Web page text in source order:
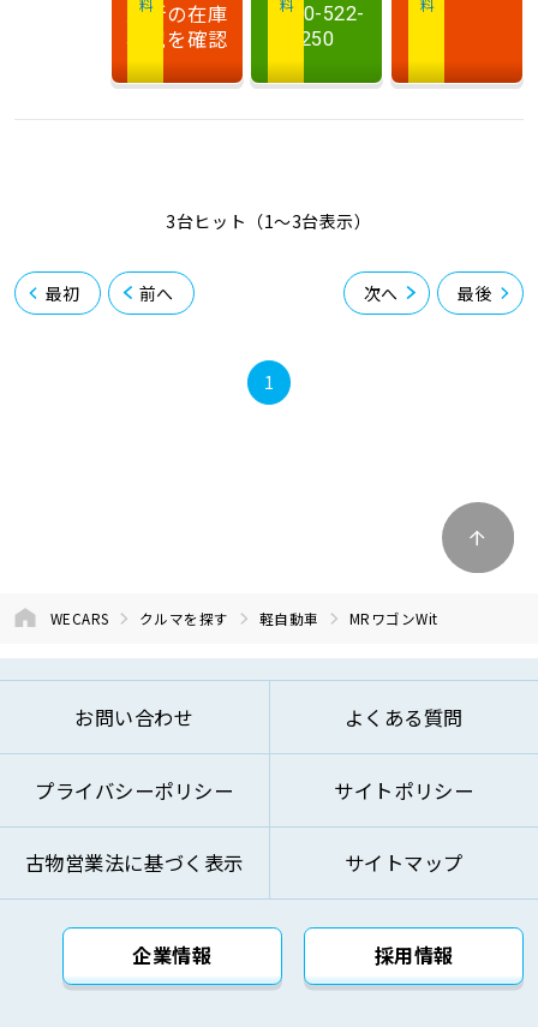
最新の在庫
状況を確認
0120-522-
250
3台ヒット（1〜3台表示）
最初 前へ
1
次へ 最後
WECARS クルマを探す 軽自動車 MRワゴンWit
お問い合わせ よくある質問
プライバシーポリシー サイトポリシー
古物営業法に基づく表示 サイトマップ
企業情報 採用情報